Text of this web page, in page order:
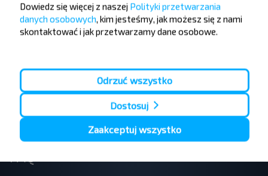
Nie przegap promocji, zniżek i innych ciekawych
ofert od serwisu INFOBUS. Zapisz się do
newslettera i podróżuj z nami jeszcze taniej!
Zapisz się
Dowiedz się więcej z naszej Polityki przetwarzania
danych osobowych, kim jesteśmy, jak możesz się z nami
skontaktować i jak przetwarzamy dane osobowe.
Odrzuć wszystko
Dostosuj
Zaakceptuj wszystko